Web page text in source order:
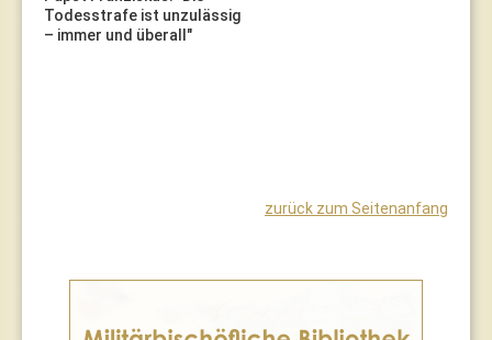
Todesstrafe ist unzulässig
– immer und überall"
zurück zum Seitenanfang